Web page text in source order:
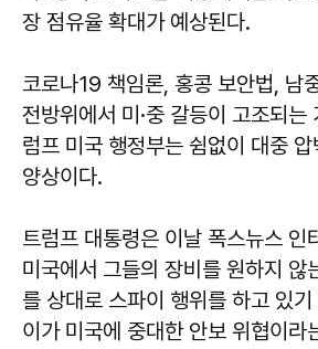
장 점유율 확대가 예상된다.
코로나19 책임론, 홍콩 보안법, 남
전방위에서 미·중 갈등이 고조되는
럼프 미국 행정부는 쉼없이 대중
양상이다.
트럼프 대통령은 이날 폭스뉴스 인
미국에서 그들의 장비를 원하지 않
를 상대로 스파이 행위를 하고 있
이가 미국에 중대한 안보 위협이라